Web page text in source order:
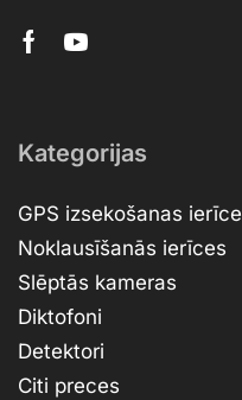
Kategorijas
GPS izsekošanas ierīce
Noklausīšanās ierīces
Slēptās kameras
Diktofoni
Detektori
Citi preces